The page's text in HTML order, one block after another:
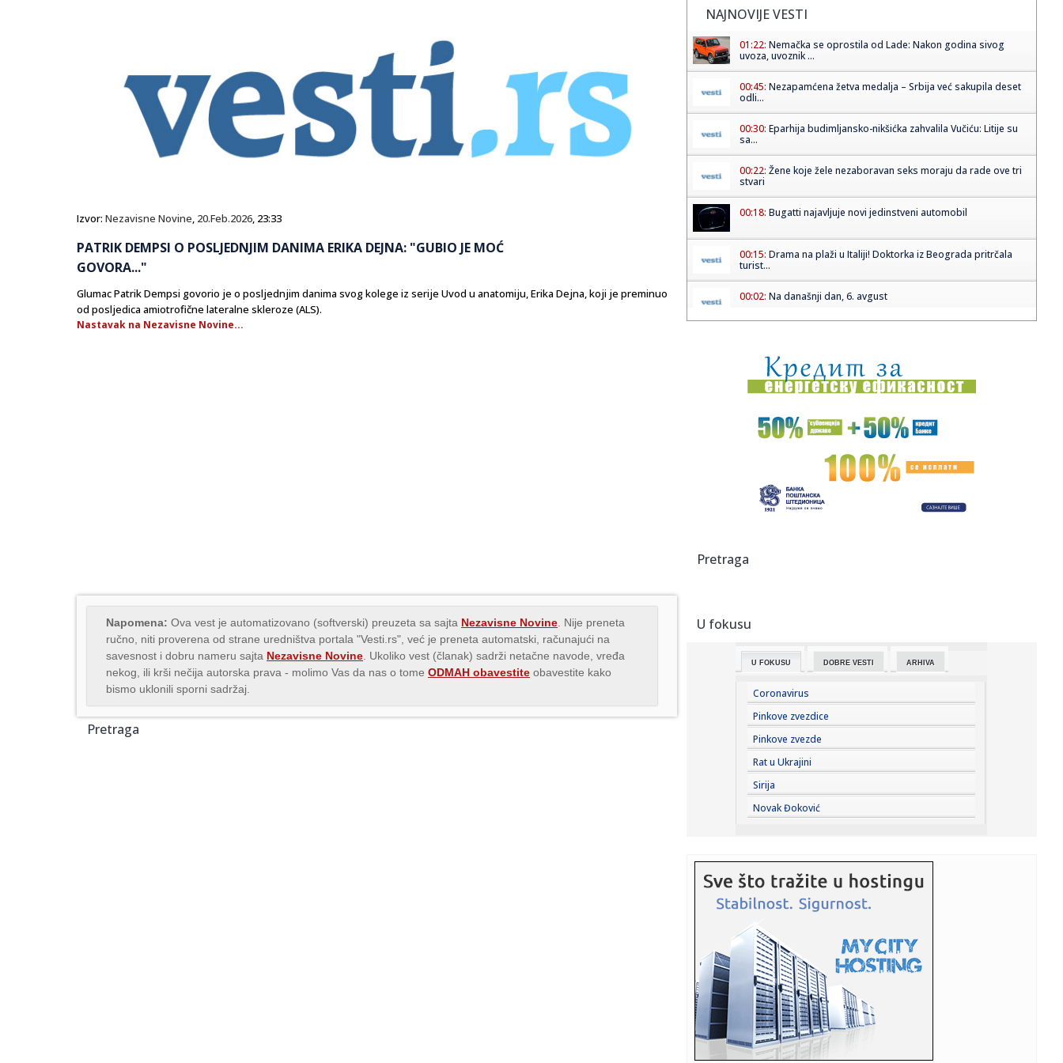
Izvor: Nezavisne Novine, 20.Feb.2026, 23:33
PATRIK DEMPSI O POSLJEDNJIM DANIMA ERIKA DEJNA: "GUBIO JE MOĆ
GOVORA..."
Glumac Patrik Dempsi govorio je o posljednjim danima svog kolege iz serije Uvod u anatomiju, Erika Dejna, koji je preminuo
od posljedica amiotrofične lateralne skleroze (ALS).
Nastavak na Nezavisne Novine...
Napomena: Ova vest je automatizovano (softverski) preuzeta sa sajta Nezavisne Novine . Nije preneta
ručno, niti proverena od strane uredništva portala "Vesti.rs", već je preneta automatski, računajući na
savesnost i dobru nameru sajta Nezavisne Novine . Ukoliko vest (članak) sadrži netačne navode, vređa
nekog, ili krši nečija autorska prava - molimo Vas da nas o tome ODMAH obavestite obavestite kako
bismo uklonili sporni sadržaj.
Pretraga
NAJNOVIJE VESTI
01:22: Nemačka se oprostila od Lade: Nakon godina sivog
uvoza, uvoznik ...
00:45: Nezapamćena žetva medalja – Srbija već sakupila deset
odli...
00:30: Eparhija budimljansko-nikšićka zahvalila Vučiću: Litije su
sa...
00:22: Žene koje žele nezaboravan seks moraju da rade ove tri
stvari
00:18: Bugatti najavljuje novi jedinstveni automobil
00:15: Drama na plaži u Italiji! Doktorka iz Beograda pritrčala
turist...
00:02: Na današnji dan, 6. avgust
23:47:KIKS PANATINAIKOSA UPRKOS OGROMNIM ULAGANJIMA:
Grčki velikan vod...
23:46:Tragedija kod Požarevca: Čovek stradao u požaru koji je
sam iz...
Lara Gut-Behrami završila karijeru
23:35:General Motors i SAIC produžili zajedničko ulaganje na još
požari b...
23:27:
23:23:
Lavlje srce srpskih juniorki! Srbija u dramatičnoj završnici
23:22:Moskvu čeka pakao: Izdato ozbiljno upozorenje; Oglasili
se meteo...
23:21:Betis očitao lekciju Arsenalu
23:19:Roma dovela autora najprljavijeg poteza na Mundijalu
23:06: Bibi rekao "ne" Trampu
23:01:
...
23:01:Recept za zdrave brauni kuglice od čokolade koje se ne
peku (VID...
23:01:Antonio Banderas progovorio o srčanom udaru: "To je
najbolja stv...
23:01:Jedan znak ukazuje na to da ne unosite dovoljno proteina
Pretraga
U fokusu
U FOKUSU DOBRE VESTI ARHIVA
Coronavirus
Pinkove zvezdice
Pinkove zvezde
Rat u Ukrajini
Sirija
Novak Đoković